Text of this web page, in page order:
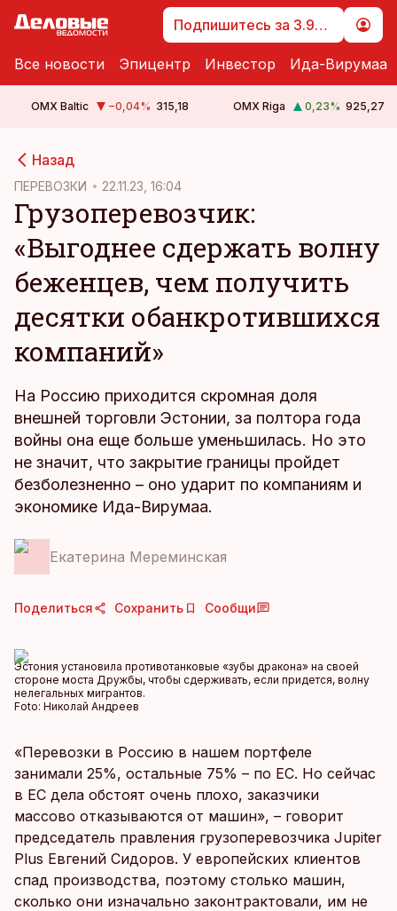
Подпишитесь за 3.99 €
Все новости Эпицентр Инвестор Ида-Вирумаа
OMX Baltic −0,04% 315,18 OMX Riga 0,23% 925,27
Назад
ПЕРЕВОЗКИ 22.11.23, 16:04
Грузоперевозчик:
«Выгоднее сдержать волну
беженцев, чем получить
десятки обанкротившихся
компаний»
На Россию приходится скромная доля
внешней торговли Эстонии, за полтора года
войны она еще больше уменьшилась. Но это
не значит, что закрытие границы пройдет
безболезненно – оно ударит по компаниям и
экономике Ида-Вирумаа.
Екатерина Мереминская
Поделиться Сохранить Сообщи
Эстония установила противотанковые «зубы дракона» на своей
стороне моста Дружбы, чтобы сдерживать, если придется, волну
нелегальных мигрантов.
Foto: Николай Андреев
«Перевозки в Россию в нашем портфеле
занимали 25%, остальные 75% – по ЕС. Но сейчас
в ЕС дела обстоят очень плохо, заказчики
массово отказываются от машин», – говорит
председатель правления грузоперевозчика Jupiter
Plus Евгений Сидоров. У европейских клиентов
спад производства, поэтому столько машин,
сколько они изначально законтрактовали, им не